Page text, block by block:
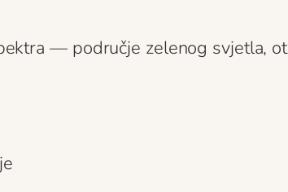
— područje zelenog svjetla,